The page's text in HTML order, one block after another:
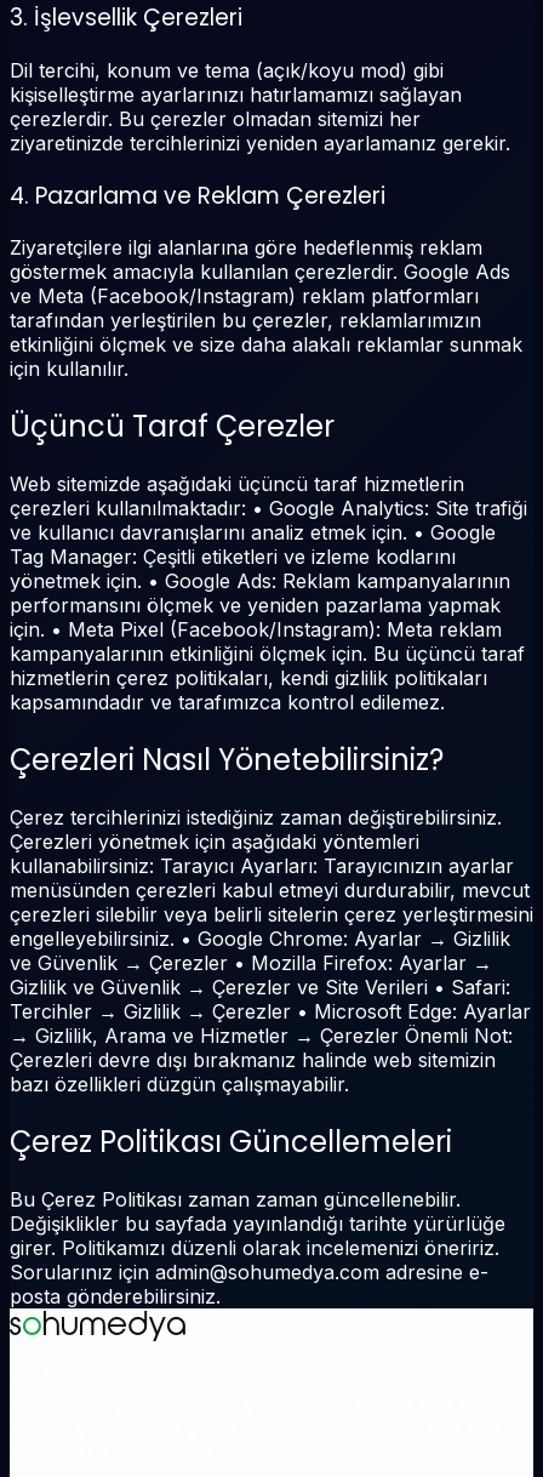
3. İşlevsellik Çerezleri
Dil tercihi, konum ve tema (açık/koyu mod) gibi
kişiselleştirme ayarlarınızı hatırlamamızı sağlayan
çerezlerdir. Bu çerezler olmadan sitemizi her
ziyaretinizde tercihlerinizi yeniden ayarlamanız gerekir.
4. Pazarlama ve Reklam Çerezleri
Ziyaretçilere ilgi alanlarına göre hedeflenmiş reklam
göstermek amacıyla kullanılan çerezlerdir. Google Ads
ve Meta (Facebook/Instagram) reklam platformları
tarafından yerleştirilen bu çerezler, reklamlarımızın
etkinliğini ölçmek ve size daha alakalı reklamlar sunmak
için kullanılır.
Üçüncü Taraf Çerezler
Web sitemizde aşağıdaki üçüncü taraf hizmetlerin
çerezleri kullanılmaktadır: • Google Analytics: Site trafiği
ve kullanıcı davranışlarını analiz etmek için. • Google
Tag Manager: Çeşitli etiketleri ve izleme kodlarını
yönetmek için. • Google Ads: Reklam kampanyalarının
performansını ölçmek ve yeniden pazarlama yapmak
için. • Meta Pixel (Facebook/Instagram): Meta reklam
kampanyalarının etkinliğini ölçmek için. Bu üçüncü taraf
hizmetlerin çerez politikaları, kendi gizlilik politikaları
kapsamındadır ve tarafımızca kontrol edilemez.
Çerezleri Nasıl Yönetebilirsiniz?
Çerez tercihlerinizi istediğiniz zaman değiştirebilirsiniz.
Çerezleri yönetmek için aşağıdaki yöntemleri
kullanabilirsiniz: Tarayıcı Ayarları: Tarayıcınızın ayarlar
menüsünden çerezleri kabul etmeyi durdurabilir, mevcut
çerezleri silebilir veya belirli sitelerin çerez yerleştirmesini
engelleyebilirsiniz. • Google Chrome: Ayarlar → Gizlilik
ve Güvenlik → Çerezler • Mozilla Firefox: Ayarlar →
Gizlilik ve Güvenlik → Çerezler ve Site Verileri • Safari:
Tercihler → Gizlilik → Çerezler • Microsoft Edge: Ayarlar
→ Gizlilik, Arama ve Hizmetler → Çerezler Önemli Not:
Çerezleri devre dışı bırakmanız halinde web sitemizin
bazı özellikleri düzgün çalışmayabilir.
Çerez Politikası Güncellemeleri
Bu Çerez Politikası zaman zaman güncellenebilir.
Değişiklikler bu sayfada yayınlandığı tarihte yürürlüğe
girer. Politikamızı düzenli olarak incelemenizi öneririz.
Sorularınız için admin@sohumedya.com adresine e-
posta gönderebilirsiniz.
sohumedya